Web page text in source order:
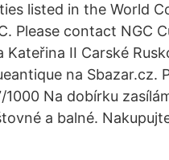
listed in the World
Please contact NGC
Kateřina II Carské
na Sbazar.cz.
1000 Na dobírku
a balné.